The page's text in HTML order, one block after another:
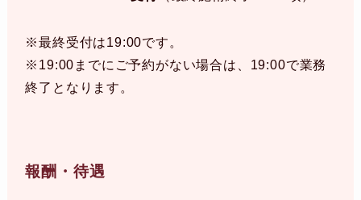
※最終受付は19:00です。
※19:00までにご予約がない場合は、19:00で業務
終了となります。
報酬・待遇